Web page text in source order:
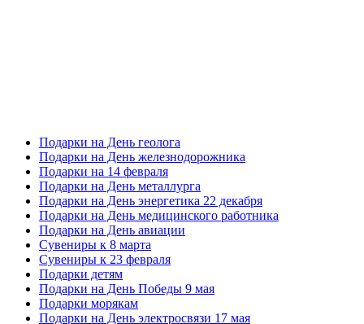
Подарки на День геолога
Подарки на День железнодорожника
Подарки на 14 февраля
Подарки на День металлурга
Подарки на День энергетика 22 декабря
Подарки на День медицинского работника
Подарки на День авиации
Сувениры к 8 марта
Сувениры к 23 февраля
Подарки детям
Подарки на День Победы 9 мая
Подарки морякам
Подарки на День электросвязи 17 мая